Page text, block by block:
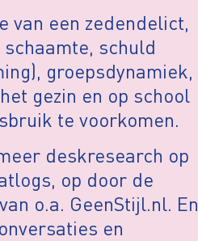
van een zedendelict,
schuld
groepsdynamiek,
gezin en op school
te voorkomen.
deskresearch op
op door de
o.a. GeenStijl.nl. En
en